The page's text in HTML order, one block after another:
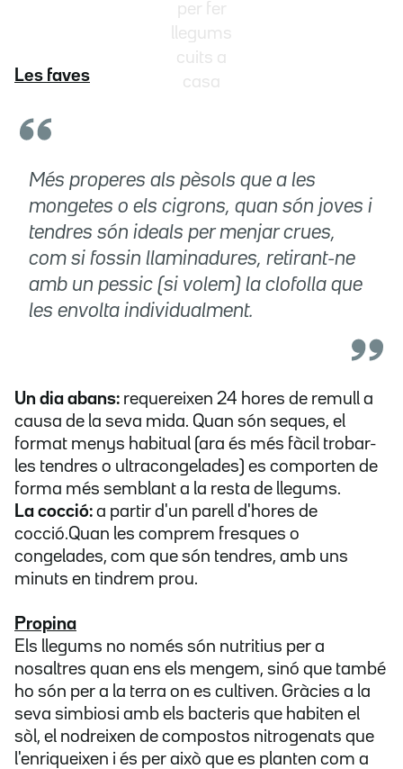
per fer
llegums
cuits a
casa
Les faves
Més properes als pèsols que a les
mongetes o els cigrons, quan són joves i
tendres són ideals per menjar crues,
com si fossin llaminadures, retirant-ne
amb un pessic (si volem) la clofolla que
les envolta individualment.
Un dia abans: requereixen 24 hores de remull a
causa de la seva mida. Quan són seques, el
format menys habitual (ara és més fàcil trobar-
les tendres o ultracongelades) es comporten de
forma més semblant a la resta de llegums.
La cocció: a partir d'un parell d'hores de
cocció.Quan les comprem fresques o
congelades, com que són tendres, amb uns
minuts en tindrem prou.
Propina
Els llegums no només són nutritius per a
nosaltres quan ens els mengem, sinó que també
ho són per a la terra on es cultiven. Gràcies a la
seva simbiosi amb els bacteris que habiten el
sòl, el nodreixen de compostos nitrogenats que
l'enriqueixen i és per això que es planten com a